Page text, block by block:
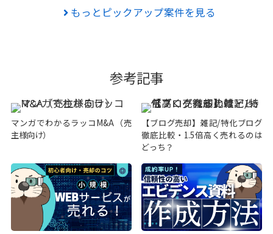
もっとピックアップ案件を見る
参考記事
マンガでわかるラッコM&A（売
主様向け）
【ブログ売却】雑記/特化ブログ
徹底比較・1.5倍高く売れるのは
どっち？